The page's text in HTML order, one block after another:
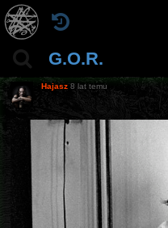
G.O.R.
Hajasz 8 lat temu